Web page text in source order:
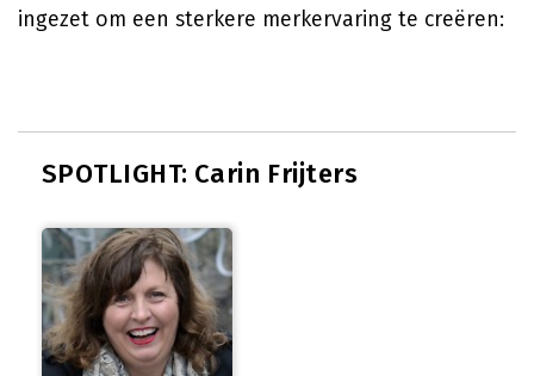
ingezet om een sterkere merkervaring te creëren:
SPOTLIGHT: Carin Frijters